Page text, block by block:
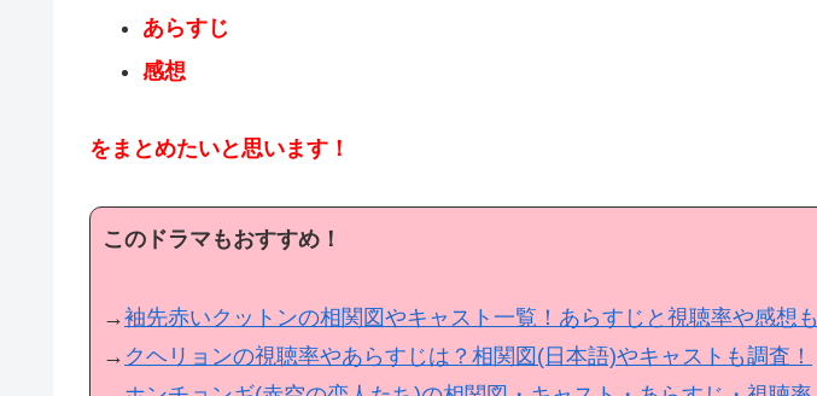
あらすじ
感想
をまとめたいと思います！
このドラマもおすすめ！
→袖先赤いクットンの相関図やキャスト一覧！あらすじと視聴率や感想も
→ クヘリョンの視聴率やあらすじは？相関図(日本語)やキャストも調査！